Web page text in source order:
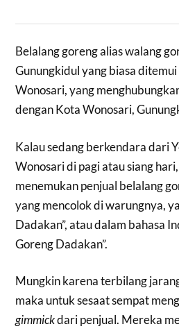
Belalang goreng alias walang
Gunungkidul yang biasa
Wonosari, yang
dengan Kota Wonosari,
Kalau sedang berkendara dari
Wonosari di pagi atau siang
menemukan penjual belalang
yang mencolok di warungnya,
Dadakan”, atau dalam bahasa
Goreng Dadakan”.
Mungkin karena terbilang
maka untuk sesaat sempat
gimmickdari penjual. Mereka